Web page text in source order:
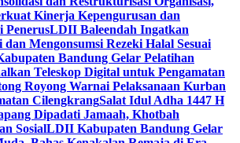
Kinerja Kepengurusan dan
PenerusLDII Baleendah Ingatkan
Mengonsumsi Rezeki Halal Sesuai
Bandung Gelar Pelatihan
Teleskop Digital untuk Pengamatan
Royong Warnai Pelaksanaan Kurban
CilengkrangSalat Idul Adha 1447 H
Dipadati Jamaah, Khotbah
SosialLDII Kabupaten Bandung Gelar